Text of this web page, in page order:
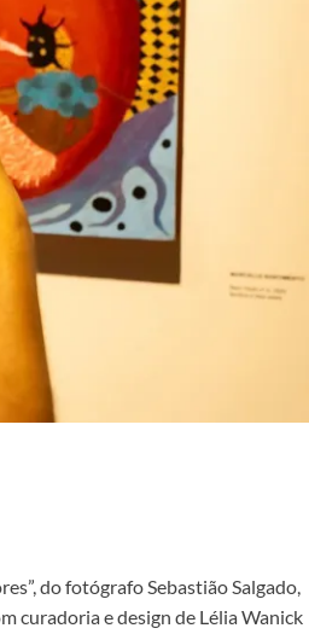
do fotógrafo Sebastião Salgado,
curadoria e design de Lélia Wanick